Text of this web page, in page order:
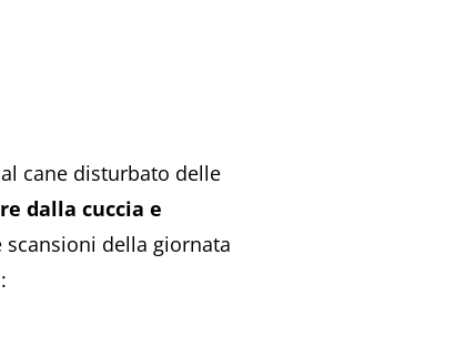
cane disturbato delle
dalla cuccia e
scansioni della giornata